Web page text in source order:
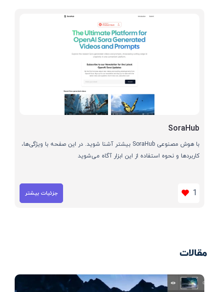
SoraHub
با هوش مصنوعی SoraHub بیشتر آشنا شوید. در این صفحه با ویژگی‌ها،
کاربردها و نحوه استفاده از این ابزار آگاه می‌شوید
1 جزئیات بیشتر
مقالات